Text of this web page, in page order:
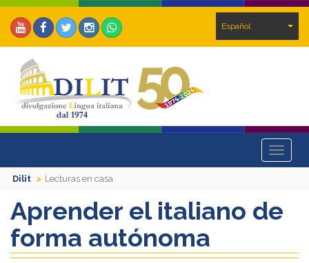
Español
Toggle
Dilit
Lecturas en casa
Aprender el italiano de
forma autónoma